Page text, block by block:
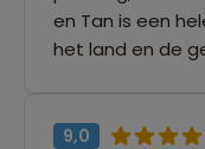
en Tan is een
het land en de
9,0